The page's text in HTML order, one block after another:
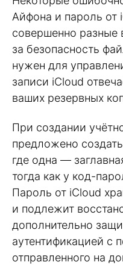
Айфона и пароль от
совершенно разные
за безопасность
нужен для
записи iCloud
ваших резервных
При создании
предложено
где одна —
тогда как у код-
Пароль от iCloud
и подлежит
дополнительно
аутентификацией с
отправленного на